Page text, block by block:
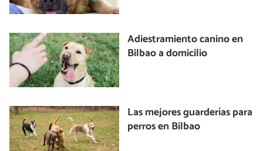
Adiestramiento canino en
Bilbao a domicilio
Las mejores guarderías para
perros en Bilbao